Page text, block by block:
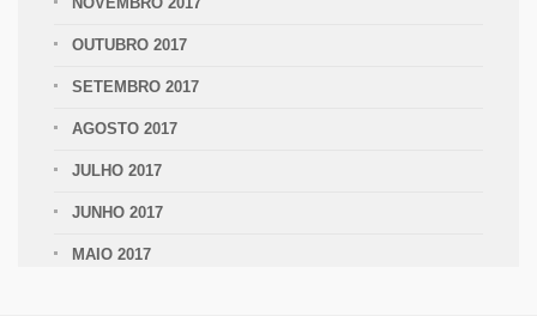
OUTUBRO 2017
SETEMBRO 2017
AGOSTO 2017
JULHO 2017
JUNHO 2017
MAIO 2017